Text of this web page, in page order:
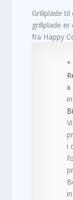
Grillplade
grillplade
fra Happy
*
x
i